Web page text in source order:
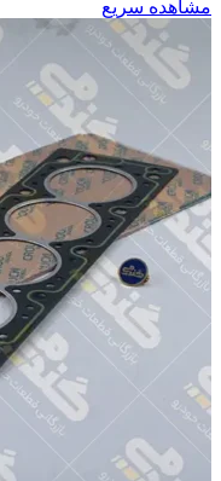
مشاهده سریع